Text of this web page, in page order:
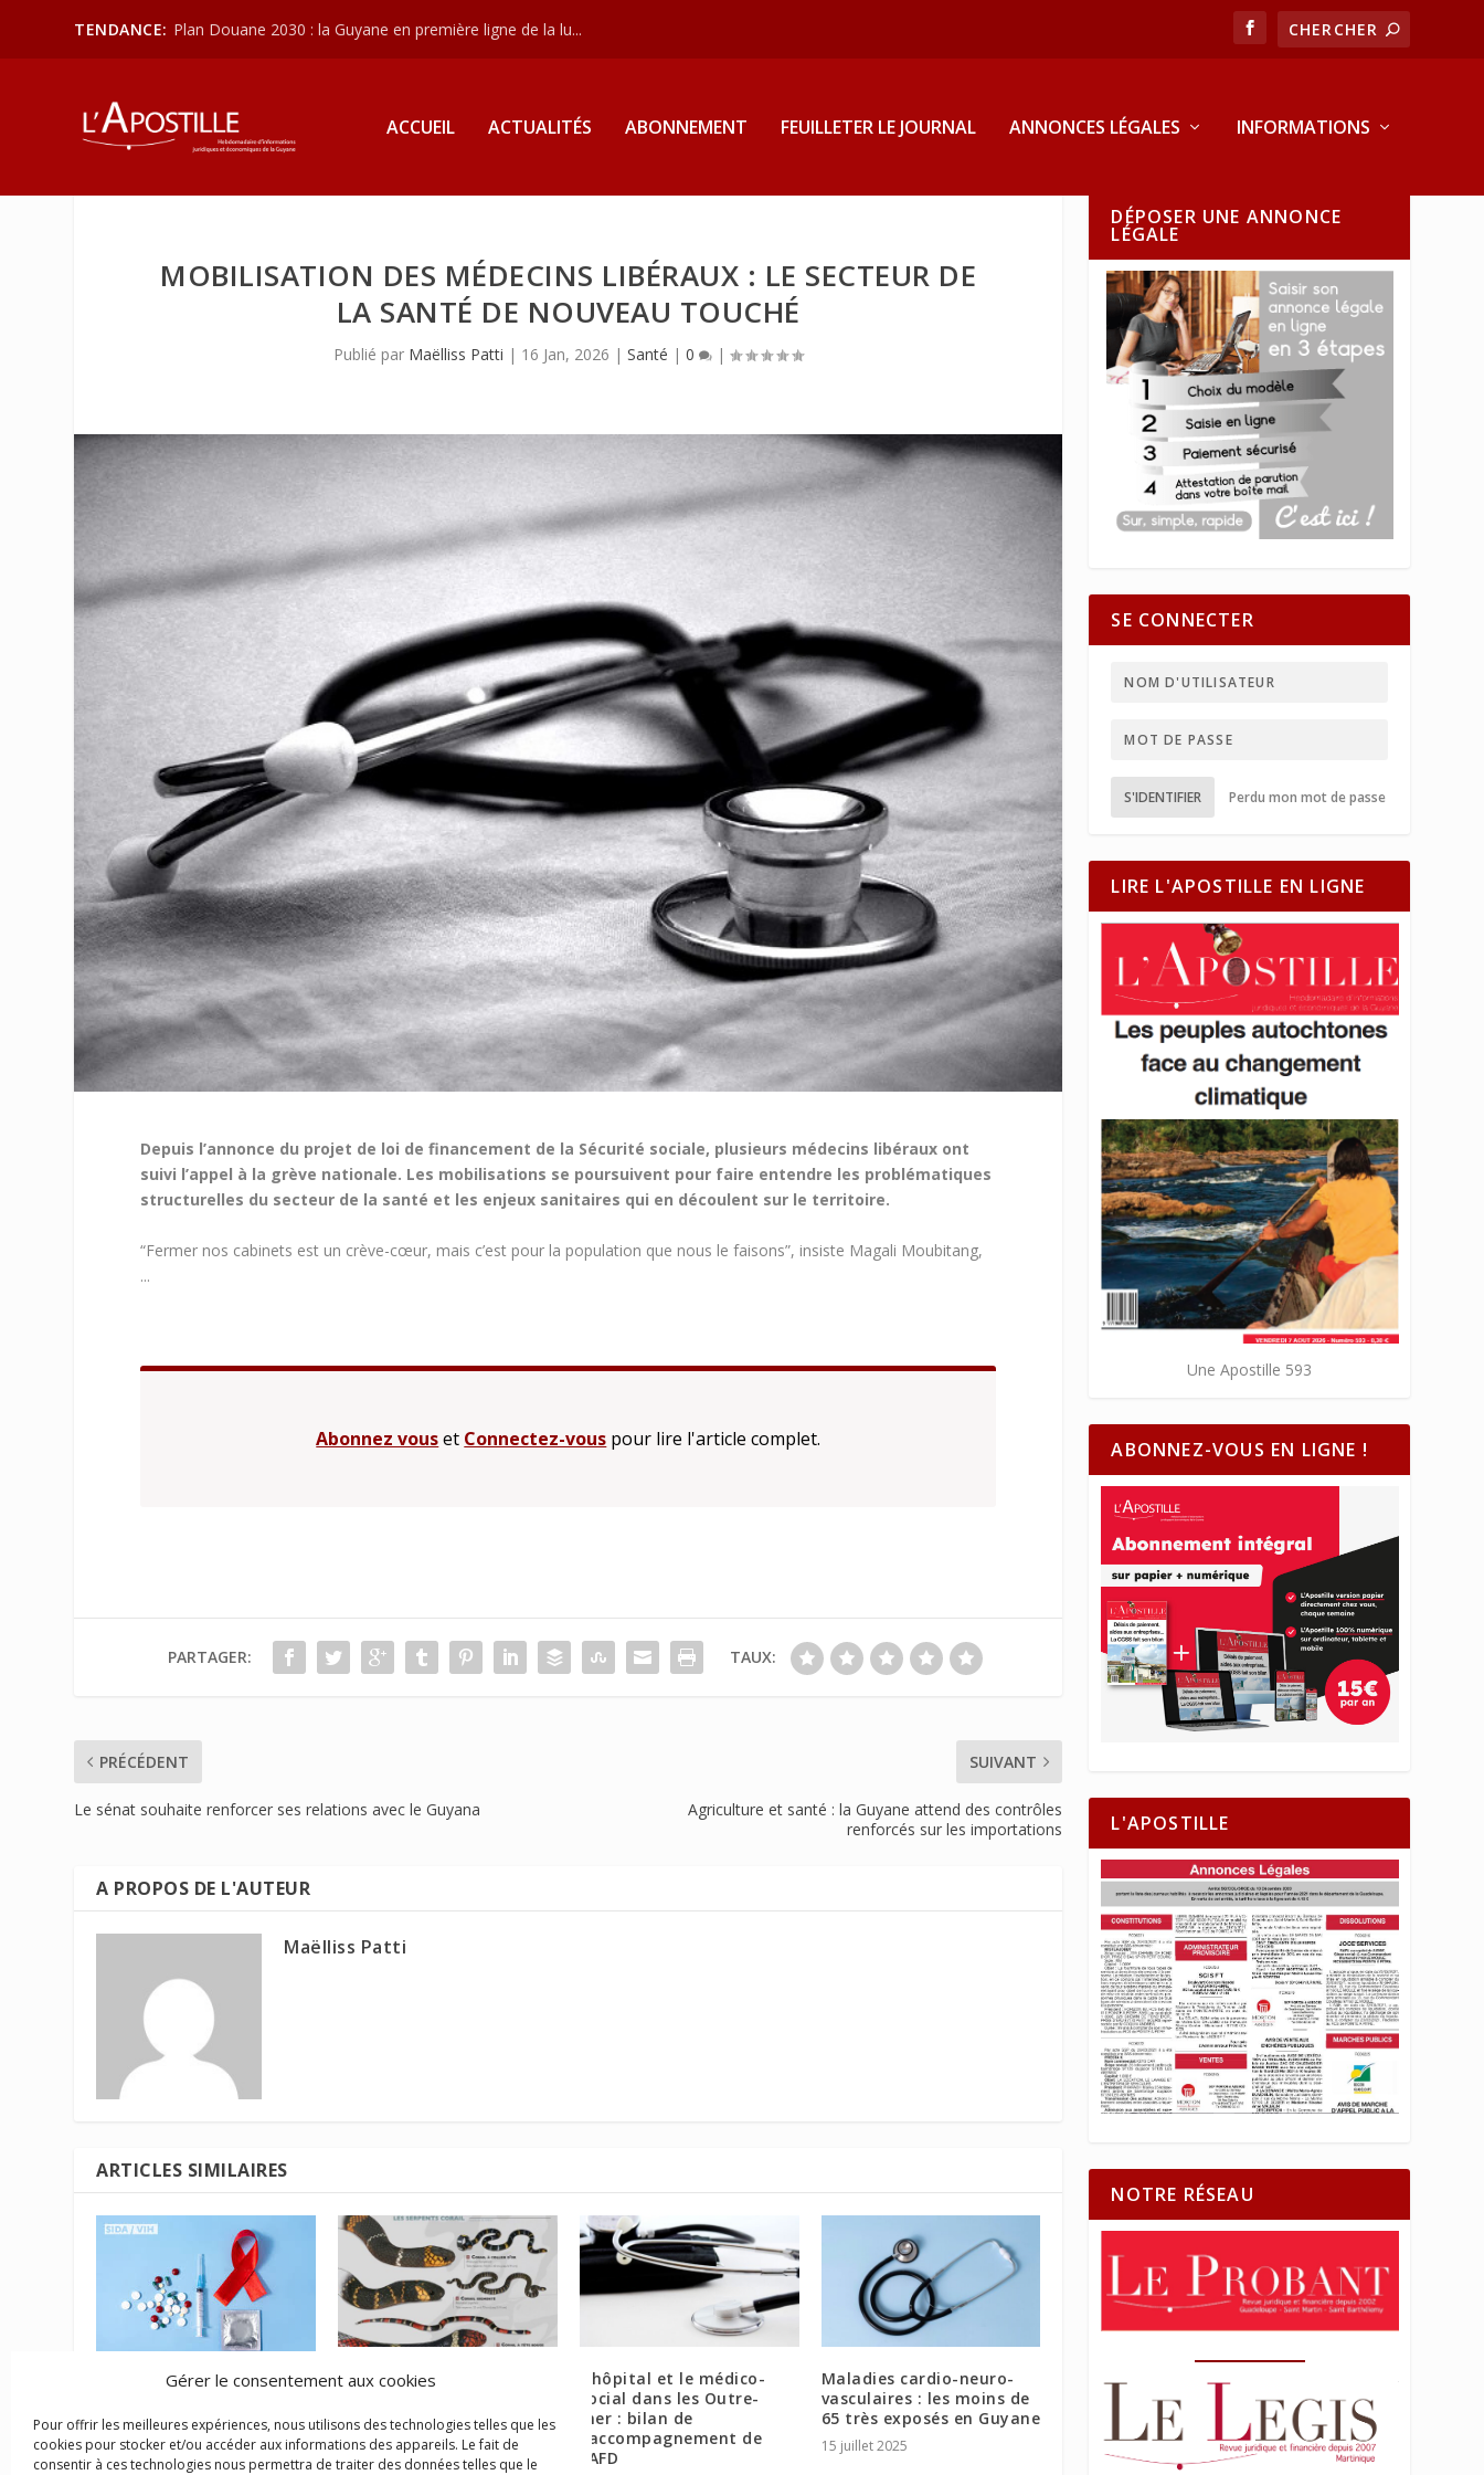
Gérer le consentement aux cookies
Pour offrir les meilleures expériences, nous utilisons des technologies telles que les
cookies pour stocker et/ou accéder aux informations des appareils. Le fait de
consentir à ces technologies nous permettra de traiter des données telles que le
TENDANCE: Plan Douane 2030 : la Guyane en première ligne de la lu...
ACCUEIL ACTUALITÉS ABONNEMENT FEUILLETER LE JOURNAL ANNONCES LÉGALES INFORMATIONS
MOBILISATION DES MÉDECINS LIBÉRAUX : LE SECTEUR DE
LA SANTÉ DE NOUVEAU TOUCHÉ
Publié par Maëlliss Patti | 16 Jan, 2026 |Santé |0 |
Depuis l’annonce du projet de loi de financement de la Sécurité sociale, plusieurs médecins libéraux ont
suivi l’appel à la grève nationale. Les mobilisations se poursuivent pour faire entendre les problématiques
structurelles du secteur de la santé et les enjeux sanitaires qui en découlent sur le territoire.
“Fermer nos cabinets est un crève-cœur, mais c’est pour la population que nous le faisons”, insiste Magali Moubitang,
...
Abonnez vouset Connectez-vous pour lire l'article complet.
PARTAGER: TAUX:
PRÉCÉDENT
Le sénat souhaite renforcer ses relations avec le Guyana
SUIVANT
Agriculture et santé : la Guyane attend des contrôles
renforcés sur les importations
A PROPOS DE L'AUTEUR
Maëlliss Patti
ARTICLES SIMILAIRES
de l’épidémie de VIH en
Guyane
19 décembre 2025
Bientôt des antivenins
morsures de serpent
22 août 2023
L’hôpital et le médico-
social dans les Outre-
mer : bilan de
l’accompagnement de
l’AFD
Maladies cardio-neuro-
vasculaires : les moins de
65 très exposés en Guyane
15 juillet 2025
DÉPOSER UNE ANNONCE
LÉGALE
SE CONNECTER
S'IDENTIFIER Perdu mon mot de passe
LIRE L'APOSTILLE EN LIGNE
Une Apostille 593
ABONNEZ-VOUS EN LIGNE !
L'APOSTILLE
NOTRE RÉSEAU